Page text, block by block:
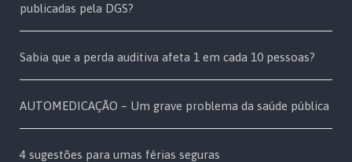
publicadas pela DGS?
Sabia que a perda auditiva afeta 1 em cada 10 pessoas?
AUTOMEDICAÇÃO – Um grave problema da saúde pública
4 sugestões para umas férias seguras